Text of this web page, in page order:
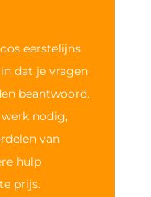
eerstelijns
dat je vragen
beantwoord.
nodig,
van
hulp
prijs.